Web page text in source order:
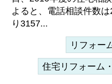
よると、電話相談件数
り3157...
リフォー
住宅リフォーム